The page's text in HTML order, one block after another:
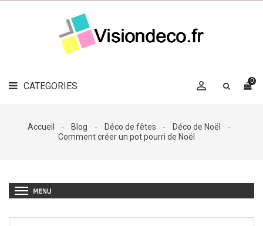
CATEGORIES 0

LE
MAG
DÉCO

DÉCO
Accueil Blog Déco de fêtes
Déco de Noël
Comment créer un pot pourri de Noël